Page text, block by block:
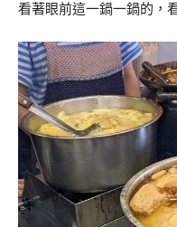
看著眼前這一鍋一鍋的，